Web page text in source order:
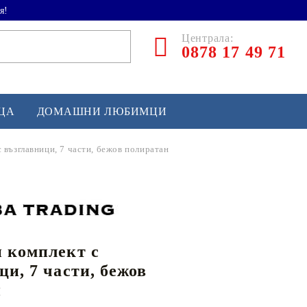
Централа:
0878 17 49 71
и софтбол
и лакрос
спортно оборудване
ДОМАШНИ ЛЮБИМЦИ
възглавници, 7 части, бежов полиратан
комплект с
7 части, бежов